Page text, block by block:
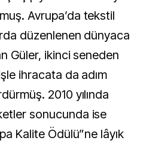
Avrupa’da tekstil
düzenlenen dünyaca
Güler, ikinci seneden
ihracata da adım
2010 yılında
sonucunda ise
Kalite Ödülü”ne lâyık